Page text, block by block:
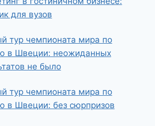
для вузов
тур чемпионата мира по
в Швеции: неожиданных
не было
тур чемпионата мира по
в Швеции: без сюрпризов